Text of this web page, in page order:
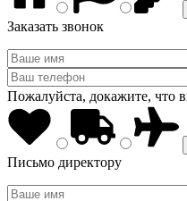
Заказать звонок
Пожалуйста, докажите, что
Письмо директору